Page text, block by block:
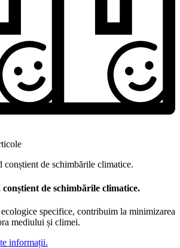
de schimbările climatice.
specifice, contribuim la minimizarea
mediului și climei.
informații.